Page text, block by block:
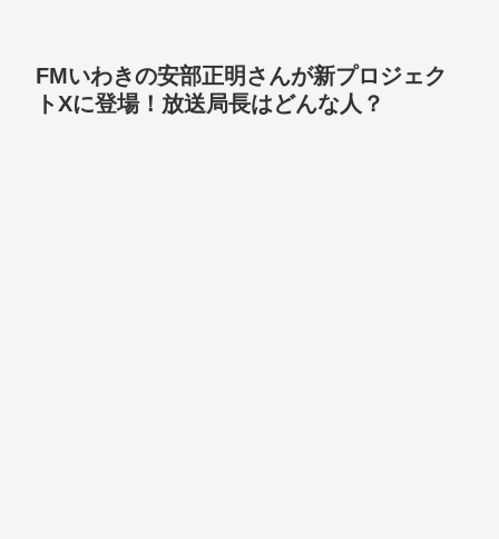
FMいわきの安部正明さんが新プロジェク
トXに登場！放送局長はどんな人？